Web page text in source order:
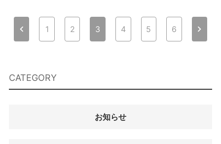
稿
ゲ
chevron_left 1 2 3 4 5 6 chevron_right
CATEGORY
お知らせ